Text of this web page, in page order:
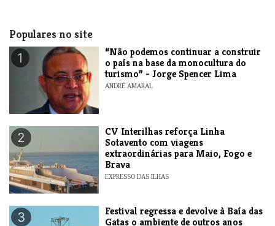
Populares no site
1
“Não podemos continuar a construir
o país na base da monocultura do
turismo” - Jorge Spencer Lima
ANDRÉ AMARAL
2
​CV Interilhas reforça Linha
Sotavento com viagens
extraordinárias para Maio, Fogo e
Brava
EXPRESSO DAS ILHAS
3
Festival regressa e devolve à Baía das
Gatas o ambiente de outros anos